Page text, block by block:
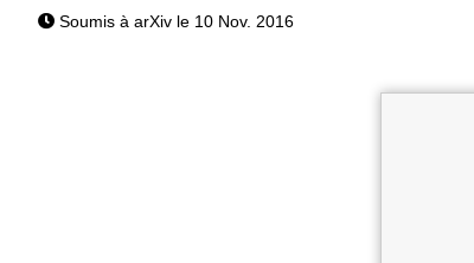
Soumis à arXiv le 10 Nov. 2016